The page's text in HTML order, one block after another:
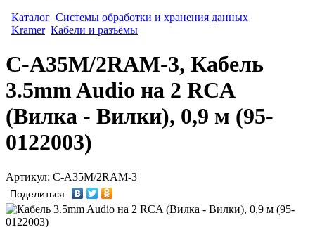
Каталог Системы обработки и хранения данных
Kramer Кабели и разъёмы
C-A35M/2RAM-3, Кабель
3.5mm Audio на 2 RCA
(Вилка - Вилки), 0,9 м (95-
0122003)
Артикул: C-A35M/2RAM-3
Поделиться